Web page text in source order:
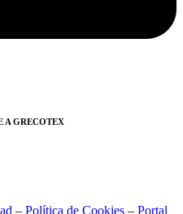
A GRECOTEX
– Política de Cookies – Portal